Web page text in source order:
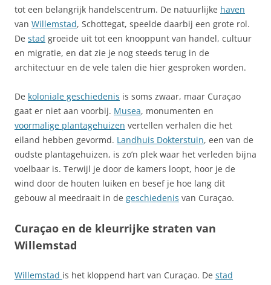
tot een belangrijk handelscentrum. De natuurlijke haven
van Willemstad, Schottegat, speelde daarbij een grote rol.
De stad groeide uit tot een knooppunt van handel, cultuur
en migratie, en dat zie je nog steeds terug in de
architectuur en de vele talen die hier gesproken worden.
De koloniale geschiedenis is soms zwaar, maar Curaçao
gaat er niet aan voorbij. Musea, monumenten en
voormalige plantagehuizen vertellen verhalen die het
eiland hebben gevormd. Landhuis Dokterstuin, een van de
oudste plantagehuizen, is zo’n plek waar het verleden bijna
voelbaar is. Terwijl je door de kamers loopt, hoor je de
wind door de houten luiken en besef je hoe lang dit
gebouw al meedraait in de geschiedenis van Curaçao.
Curaçao en de kleurrijke straten van
Willemstad
Willemstad is het kloppend hart van Curaçao. De stad